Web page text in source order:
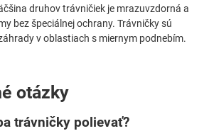
druhov trávničiek je mrazuvzdorná a
bez špeciálnej ochrany. Trávničky sú
v oblastiach s miernym podnebím.
otázky
trávničky polievať?